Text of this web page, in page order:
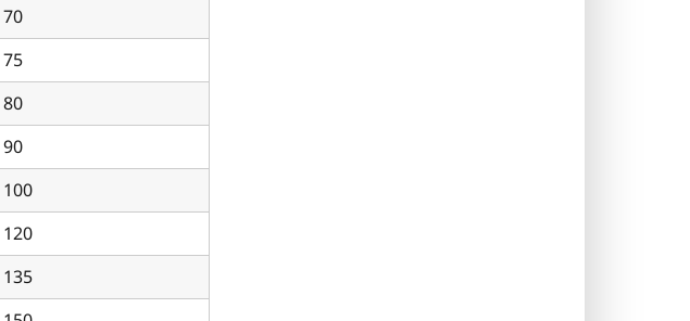
70
75
80
90
100
120
135